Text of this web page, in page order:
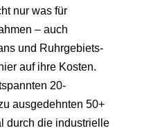
nur was für
– auch
und Ruhrgebiets-
auf ihre Kosten.
20-
ausgedehnten 50+
durch die industrielle